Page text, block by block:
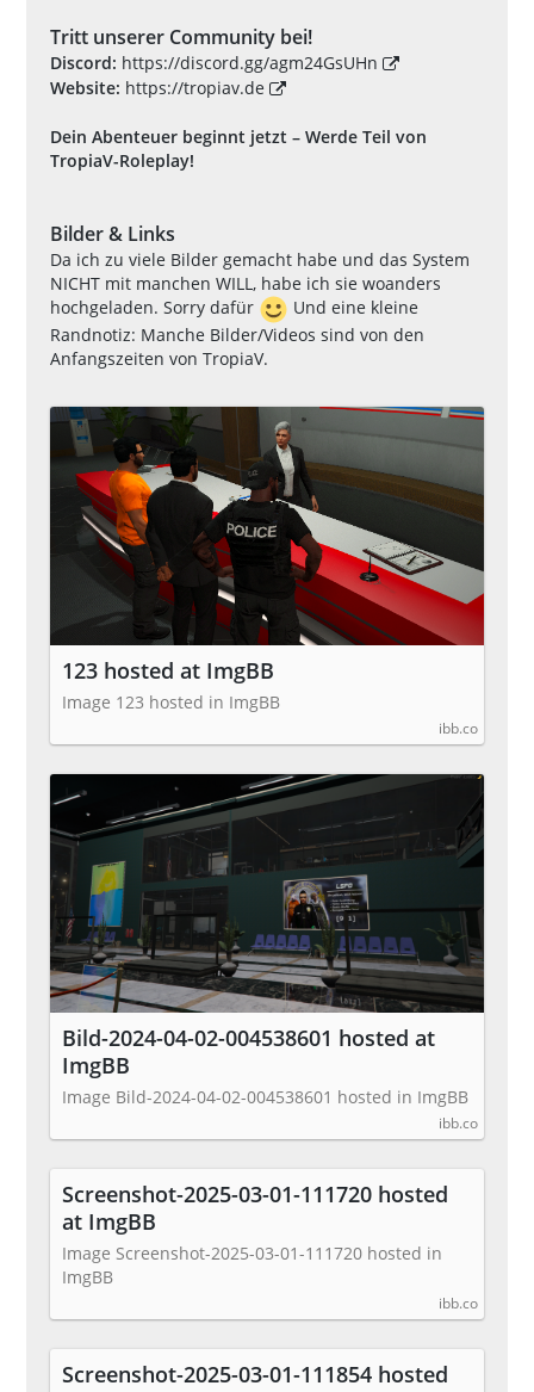
Tritt unserer Community bei!
Discord: https://discord.gg/agm24GsUHn
Website: https://tropiav.de
Dein Abenteuer beginnt jetzt – Werde Teil von
TropiaV-Roleplay!
Bilder & Links
Da ich zu viele Bilder gemacht habe und das System
NICHT mit manchen WILL, habe ich sie woanders
hochgeladen. Sorry dafür
Und eine kleine
Randnotiz: Manche Bilder/Videos sind von den
Anfangszeiten von TropiaV.
123 hosted at ImgBB
Image 123 hosted in ImgBB
ibb.co
Bild-2024-04-02-004538601 hosted at
ImgBB
Image Bild-2024-04-02-004538601 hosted in ImgBB
ibb.co
Screenshot-2025-03-01-111720 hosted
at ImgBB
Image Screenshot-2025-03-01-111720 hosted in
ImgBB
ibb.co
Screenshot-2025-03-01-111854 hosted